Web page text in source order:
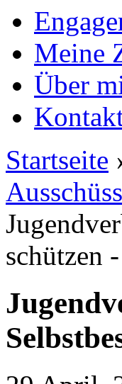
Meine
Über
Startseite
schützen